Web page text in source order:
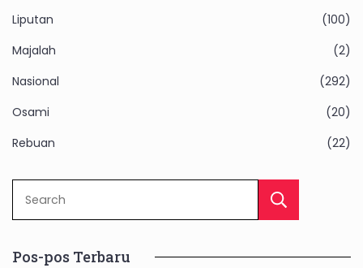
Liputan
(100)
Majalah
(2)
Nasional
(292)
Osami
(20)
Rebuan
(22)
Pos-pos Terbaru